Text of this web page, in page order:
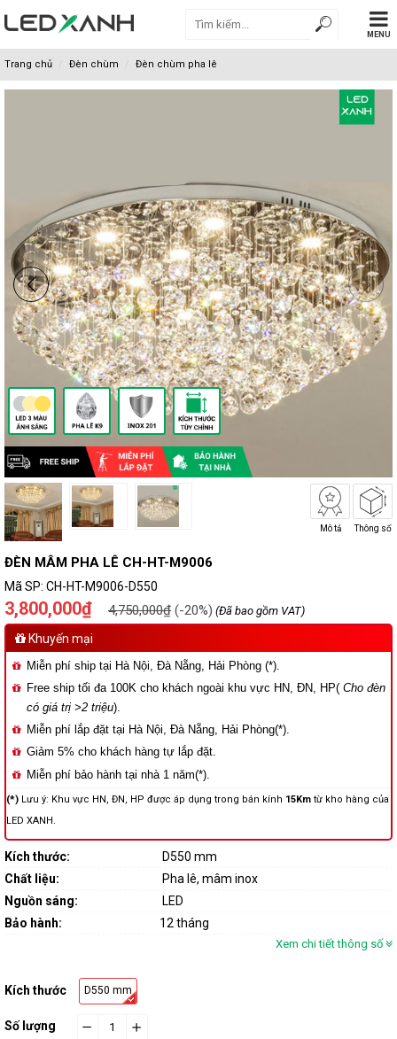
MENU
Trang chủ Đèn chùm Đèn chùm pha lê
Mô tả Thông số
ĐÈN MÂM PHA LÊ CH-HT-M9006
Mã SP: CH-HT-M9006-D550
3,800,000₫ 4,750,000₫ (-20%) (Đã bao gồm VAT)
Khuyến mại
Miễn phí ship tại Hà Nội, Đà Nẵng, Hải Phòng (*).
Free ship tối đa 100K cho khách ngoài khu vực HN, ĐN, HP( Cho đèn
có giá trị >2 triệu).
Miễn phí lắp đặt tại Hà Nội, Đà Nẵng, Hải Phòng(*).
Giảm 5% cho khách hàng tự lắp đặt.
Miễn phí bảo hành tại nhà 1 năm(*).
(*) Lưu ý: Khu vực HN, ĐN, HP được áp dụng trong bán kính 15Km từ kho hàng của
LED XANH.
Kích thước:
D550 mm
Chất liệu:
Pha lê, mâm inox
Nguồn sáng:
LED
Bảo hành:
12 tháng
Xem chi tiết thông số
Kích thước D550 mm
Số lượng